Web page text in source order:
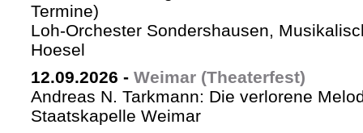
Termine)
Loh-Orchester Sondershausen,
Hoesel
12.09.2026 - Weimar (Theaterfest)
Andreas N. Tarkmann: Die verlorene
Staatskapelle Weimar